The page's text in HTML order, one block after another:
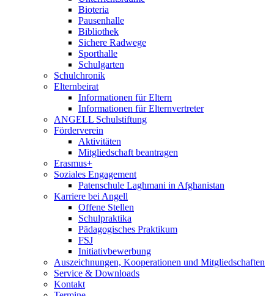
Bioteria
Pausenhalle
Bibliothek
Sichere Radwege
Sporthalle
Schulgarten
Schulchronik
Elternbeirat
Informationen für Eltern
Informationen für Elternvertreter
ANGELL Schulstiftung
Förderverein
Aktivitäten
Mitgliedschaft beantragen
Erasmus+
Soziales Engagement
Patenschule Laghmani in Afghanistan
Karriere bei Angell
Offene Stellen
Schulpraktika
Pädagogisches Praktikum
FSJ
Initiativbewerbung
Auszeichnungen, Kooperationen und Mitgliedschaften
Service & Downloads
Kontakt